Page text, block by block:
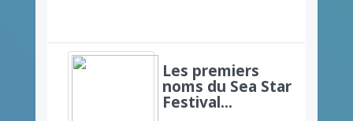
Les premiers
noms du Sea Star
Festival...